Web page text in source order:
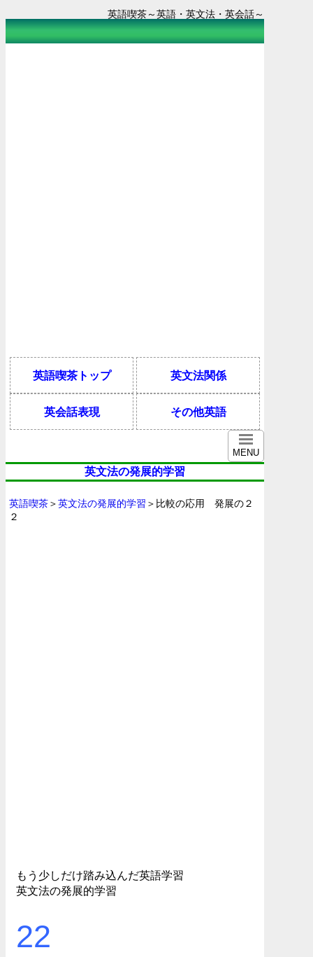
英語喫茶～英語・英文法・英会話～
英語喫茶トップ 英文法関係
英会話表現 その他英語
MENU
英文法の発展的学習
英語喫茶＞英文法の発展的学習 ＞比較の応用 発展の２
２
もう少しだけ踏み込んだ英語学習
英文法の発展的学習
22